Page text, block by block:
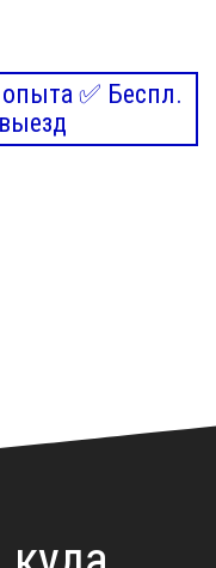
✅ Беспл.